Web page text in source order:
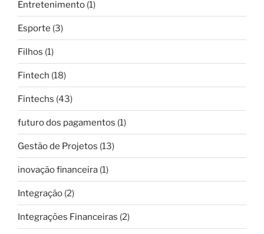
Entretenimento (1)
Esporte (3)
Filhos (1)
Fintech (18)
Fintechs (43)
futuro dos pagamentos (1)
Gestão de Projetos (13)
inovação financeira (1)
Integração (2)
Integrações Financeiras (2)